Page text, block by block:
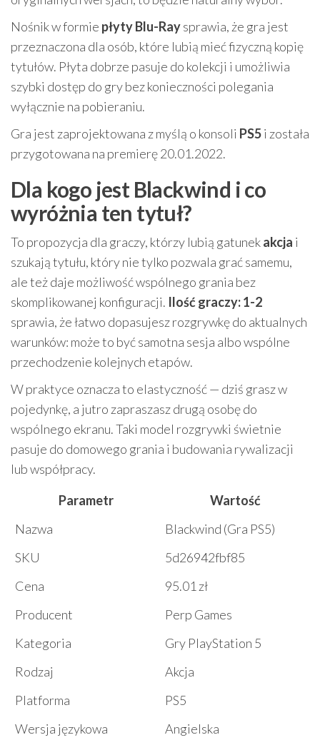
Nośnik w formie płyty Blu-Raysprawia, że gra jest
przeznaczona dla osób, które lubią mieć fizyczną kopię
tytułów. Płyta dobrze pasuje do kolekcji i umożliwia
szybki dostęp do gry bez konieczności polegania
wyłącznie na pobieraniu.
Gra jest zaprojektowana z myślą o konsoli PS5i została
przygotowana na premierę 20.01.2022.
Dla kogo jest Blackwind i co
wyróżnia ten tytuł?
To propozycja dla graczy, którzy lubią gatunekakcja i
szukają tytułu, który nie tylko pozwala grać samemu,
ale też daje możliwość wspólnego grania bez
skomplikowanej konfiguracji. Ilość graczy: 1-2
sprawia, że łatwo dopasujesz rozgrywkę do aktualnych
warunków: może to być samotna sesja albo wspólne
przechodzenie kolejnych etapów.
W praktyce oznacza to elastyczność — dziś grasz w
pojedynkę, a jutro zapraszasz drugą osobę do
wspólnego ekranu. Taki model rozgrywki świetnie
pasuje do domowego grania i budowania rywalizacji
lub współpracy.
Parametr
Wartość
Nazwa
Blackwind (Gra PS5)
SKU
5d26942fbf85
Cena
95.01 zł
Producent
Perp Games
Kategoria
Gry PlayStation 5
Rodzaj
Akcja
Platforma
PS5
Wersja językowa
Angielska